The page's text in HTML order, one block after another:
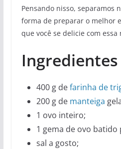
Pensando nisso, separamos
forma de preparar o melhor
que você se delicie com essa
Ingredientes
400 g defarinha de
200 g de manteiga
1 ovo inteiro;
1 gema de ovo batido
sal a gosto;